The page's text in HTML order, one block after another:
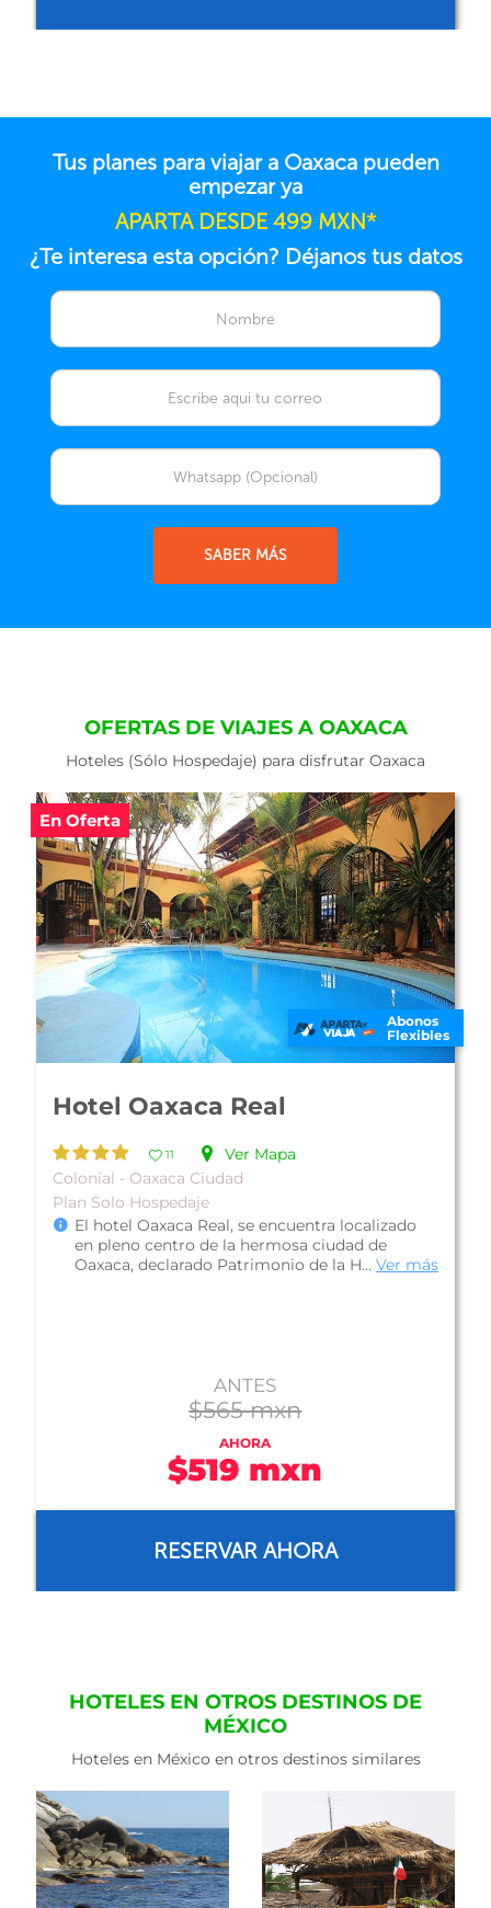
Tus planes para viajar a Oaxaca pueden
empezar ya
APARTA DESDE 499 MXN*
¿Te interesa esta opción? Déjanos tus datos
SABER MÁS
OFERTAS DE VIAJES A OAXACA
Hoteles (Sólo Hospedaje) para disfrutar Oaxaca
En Oferta
Abonos
Flexibles
Hotel Misión Oaxaca
10
Ver Mapa
Familiar - Oaxaca Ciudad
Plan Desayuno Americano
Hotel Misión Oaxaca, se encuentra ubicado en
la zona norte de la ciudad de Oaxaca, es ideal
para disfrutar de una estancia...Ver más
ANTES
$591 mxn
AHORA
$561 mxn
RESERVAR AHORA
HOTELES EN OTROS DESTINOS DE
MÉXICO
Hoteles en México en otros destinos similares